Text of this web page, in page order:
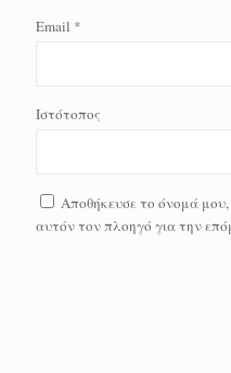
Email *
Ιστότοπος
Αποθήκευσε το όνομά
αυτόν τον πλοηγό για την